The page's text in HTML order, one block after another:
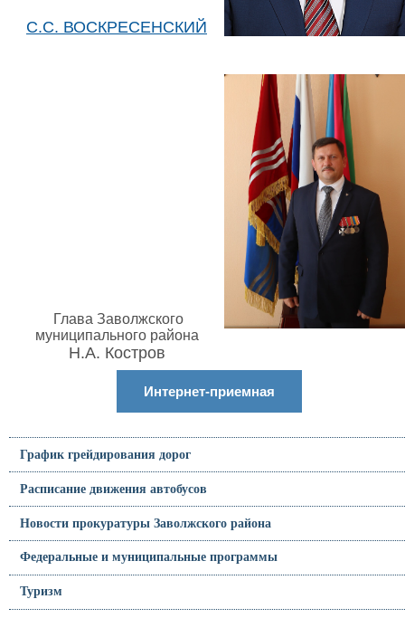
С.С. ВОСКРЕСЕНСКИЙ
Глава Заволжского
муниципального района
Н.А. Костров
Интернет-приемная
График грейдирования дорог
Расписание движения автобусов
Новости прокуратуры Заволжского района
Федеральные и муниципальные программы
Туризм